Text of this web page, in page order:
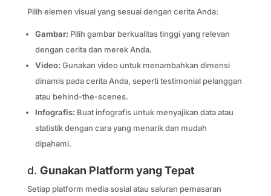
Pilih elemen visual yang sesuai dengan cerita Anda:
Gambar: Pilih gambar berkualitas tinggi yang relevan
dengan cerita dan merek Anda.
Video: Gunakan video untuk menambahkan dimensi
dinamis pada cerita Anda, seperti testimonial pelanggan
atau behind-the-scenes.
Infografis: Buat infografis untuk menyajikan data atau
statistik dengan cara yang menarik dan mudah
dipahami.
d. Gunakan Platform yang Tepat
Setiap platform media sosial atau saluran pemasaran